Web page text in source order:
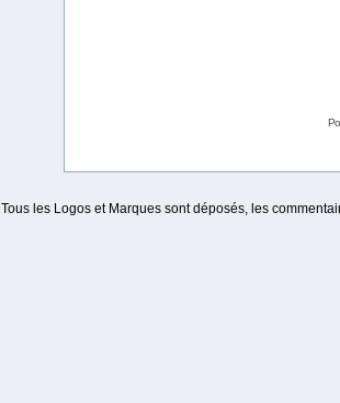
Tous les Logos et Marques sont déposés, les